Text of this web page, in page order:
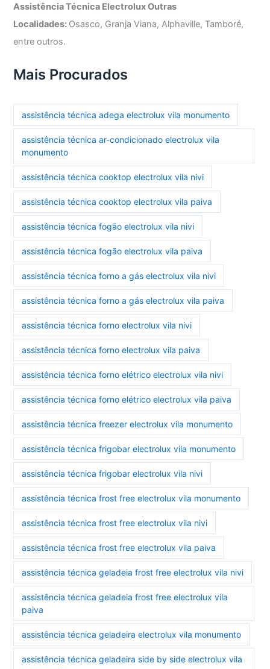
Assistência Técnica Electrolux Outras
Localidades: Osasco, Granja Viana, Alphaville, Tamboré,
entre outros.
Mais Procurados
assistência técnica adega electrolux vila monumento
assistência técnica ar-condicionado electrolux vila
monumento
assistência técnica cooktop electrolux vila nivi
assistência técnica cooktop electrolux vila paiva
assistência técnica fogão electrolux vila nivi
assistência técnica fogão electrolux vila paiva
assistência técnica forno a gás electrolux vila nivi
assistência técnica forno a gás electrolux vila paiva
assistência técnica forno electrolux vila nivi
assistência técnica forno electrolux vila paiva
assistência técnica forno elétrico electrolux vila nivi
assistência técnica forno elétrico electrolux vila paiva
assistência técnica freezer electrolux vila monumento
assistência técnica frigobar electrolux vila monumento
assistência técnica frigobar electrolux vila nivi
assistência técnica frost free electrolux vila monumento
assistência técnica frost free electrolux vila nivi
assistência técnica frost free electrolux vila paiva
assistência técnica geladeia frost free electrolux vila nivi
assistência técnica geladeia frost free electrolux vila
paiva
assistência técnica geladeira electrolux vila monumento
assistência técnica geladeira side by side electrolux vila